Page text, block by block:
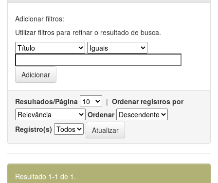
Adicionar filtros:
Utilizar filtros para refinar o resultado de busca.
Resultados/Página | Ordenar registros por
Ordenar
Registro(s)
Resultado 1-1 de 1.